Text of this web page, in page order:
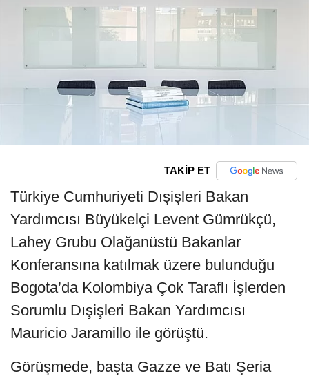
TAKİP ET
Türkiye Cumhuriyeti Dışişleri Bakan
Yardımcısı Büyükelçi Levent Gümrükçü,
Lahey Grubu Olağanüstü Bakanlar
Konferansına katılmak üzere bulunduğu
Bogota’da Kolombiya Çok Taraflı İşlerden
Sorumlu Dışişleri Bakan Yardımcısı
Mauricio Jaramillo ile görüştü.
Görüşmede, başta Gazze ve Batı Şeria